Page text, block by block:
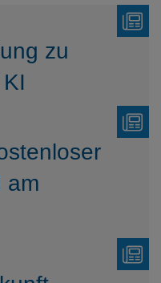
zu
am